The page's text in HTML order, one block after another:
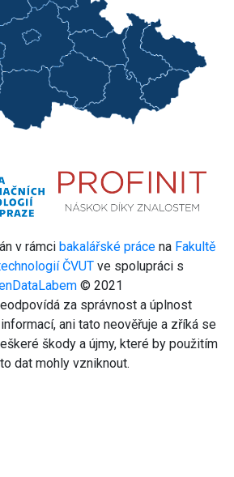
v rámci bakalářské prácena Fakultě
ČVUT ve spolupráci s
© 2021
za správnost a úplnost
ani tato neověřuje a zříká se
škody a újmy, které by použitím
dat mohly vzniknout.